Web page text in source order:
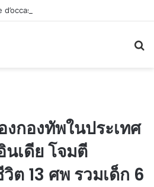
en plein essor
กองทัพในประเทศ
เดีย โจมตี
ต 13 ศพ รวมเด็ก 6